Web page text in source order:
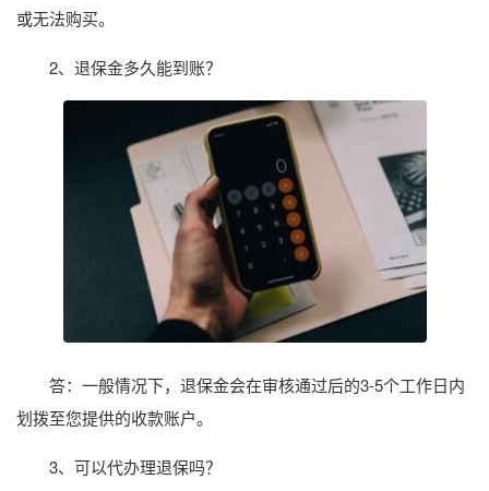
或无法购买。
2、退保金多久能到账？
答：一般情况下，退保金会在审核通过后的3-5个工作日内
划拨至您提供的收款账户。
3、可以代办理退保吗？